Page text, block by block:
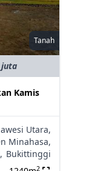
Tanah
juta
Kamis
Utara,
Minahasa,
Bukittinggi
2